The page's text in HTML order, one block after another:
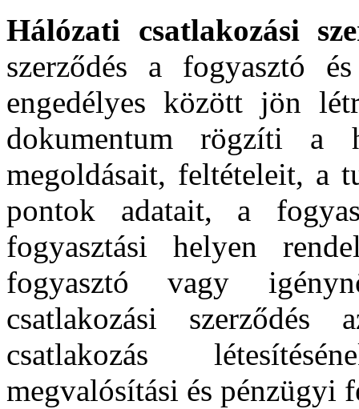
Hálózati csatlakozási
szerződés a fogyasztó
engedélyes között jön
dokumentum rögzíti a
megoldásait, feltételeit, a
pontok adatait, a
fogyasztási helyen
fogyasztó vagy
csatlakozási
csatlakozás
megvalósítási és pénzügyi